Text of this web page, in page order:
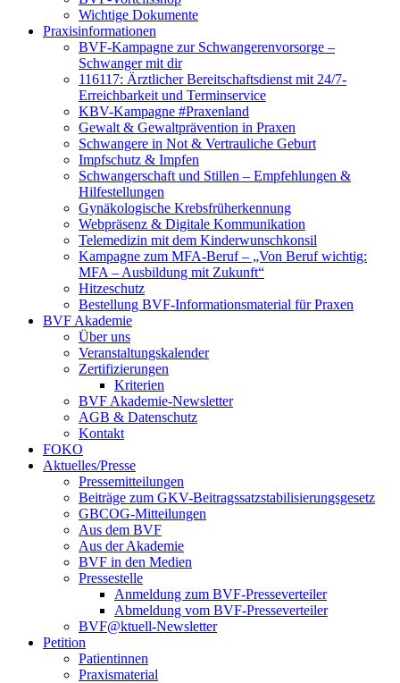
Wichtige Dokumente
Praxisinformationen
BVF-Kampagne zur Schwangerenvorsorge –
Schwanger mit dir
116117: Ärztlicher Bereitschaftsdienst mit 24/7-
Erreichbarkeit und Terminservice
KBV-Kampagne #Praxenland
Gewalt & Gewaltprävention in Praxen
Schwangere in Not & Vertrauliche Geburt
Impfschutz & Impfen
Schwangerschaft und Stillen – Empfehlungen &
Hilfestellungen
Gynäkologische Krebsfrüherkennung
Webpräsenz & Digitale Kommunikation
Telemedizin mit dem Kinderwunschkonsil
Kampagne zum MFA-Beruf – „Von Beruf wichtig:
MFA – Ausbildung mit Zukunft“
Hitzeschutz
Bestellung BVF-Informationsmaterial für Praxen
BVF Akademie
Über uns
Veranstaltungskalender
Zertifizierungen
Kriterien
BVF Akademie-Newsletter
AGB & Datenschutz
Kontakt
FOKO
Aktuelles/Presse
Pressemitteilungen
Beiträge zum GKV-Beitragssatzstabilisierungsgesetz
GBCOG-Mitteilungen
Aus dem BVF
Aus der Akademie
BVF in den Medien
Pressestelle
Anmeldung zum BVF-Presseverteiler
Abmeldung vom BVF-Presseverteiler
BVF@ktuell-Newsletter
Petition
Patientinnen
Praxismaterial